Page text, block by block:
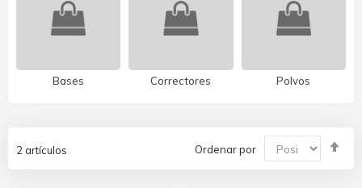
Bases Correctores Polvos
2 artículos Ordenar por